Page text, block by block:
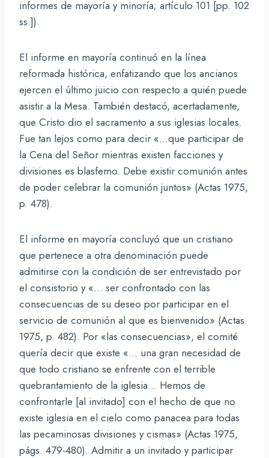
informes de mayoría y minoría; artículo 101 [pp. 102
ss.]).
El informe en mayoría continuó en la línea
reformada histórica, enfatizando que los ancianos
ejercen el último juicio con respecto a quién puede
asistir a la Mesa. También destacó, acertadamente,
que Cristo dio el sacramento a sus iglesias locales.
Fue tan lejos como para decir «…que participar de
la Cena del Señor mientras existen facciones y
divisiones es blasfemo. Debe existir comunión antes
de poder celebrar la comunión juntos» (Actas 1975,
p. 478).
El informe en mayoría concluyó que un cristiano
que pertenece a otra denominación puede
admitirse con la condición de ser entrevistado por
el consistorio y «… ser confrontado con las
consecuencias de su deseo por participar en el
servicio de comunión al que es bienvenido» (Actas
1975, p. 482). Por «las consecuencias», el comité
quería decir que existe «… una gran necesidad de
que todo cristiano se enfrente con el terrible
quebrantamiento de la iglesia… Hemos de
confrontarle [al invitado] con el hecho de que no
existe iglesia en el cielo como panacea para todas
las pecaminosas divisiones y cismas» (Actas 1975,
págs. 479-480). Admitir a un invitado y participar